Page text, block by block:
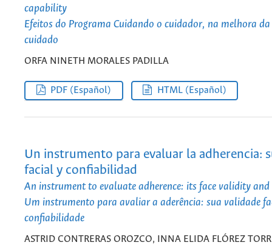
capability
Efeitos do Programa Cuidando o cuidador, na melhora da
cuidado
ORFA NINETH MORALES PADILLA
PDF (Español) HTML (Español)
Un instrumento para evaluar la adherencia:
facial y confiabilidad
An instrument to evaluate adherence: its face validity
Um instrumento para avaliar a aderência: sua validade
confiabilidade
ASTRID CONTRERAS OROZCO, INNA ELIDA FLÓREZ